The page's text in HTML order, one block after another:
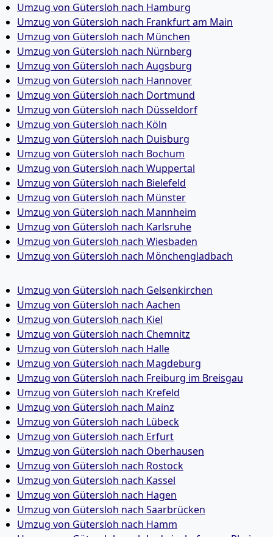
Umzug von Gütersloh nach Hamburg
Umzug von Gütersloh nach Frankfurt am Main
Umzug von Gütersloh nach München
Umzug von Gütersloh nach Nürnberg
Umzug von Gütersloh nach Augsburg
Umzug von Gütersloh nach Hannover
Umzug von Gütersloh nach Dortmund
Umzug von Gütersloh nach Düsseldorf
Umzug von Gütersloh nach Köln
Umzug von Gütersloh nach Duisburg
Umzug von Gütersloh nach Bochum
Umzug von Gütersloh nach Wuppertal
Umzug von Gütersloh nach Bielefeld
Umzug von Gütersloh nach Münster
Umzug von Gütersloh nach Mannheim
Umzug von Gütersloh nach Karlsruhe
Umzug von Gütersloh nach Wiesbaden
Umzug von Gütersloh nach Mönchen­gladbach
Umzug von Gütersloh nach Gelsenkirchen
Umzug von Gütersloh nach Aachen
Umzug von Gütersloh nach Kiel
Umzug von Gütersloh nach Chemnitz
Umzug von Gütersloh nach Halle
Umzug von Gütersloh nach Magdeburg
Umzug von Gütersloh nach Freiburg im Breisgau
Umzug von Gütersloh nach Krefeld
Umzug von Gütersloh nach Mainz
Umzug von Gütersloh nach Lübeck
Umzug von Gütersloh nach Erfurt
Umzug von Gütersloh nach Oberhausen
Umzug von Gütersloh nach Rostock
Umzug von Gütersloh nach Kassel
Umzug von Gütersloh nach Hagen
Umzug von Gütersloh nach Saarbrücken
Umzug von Gütersloh nach Hamm